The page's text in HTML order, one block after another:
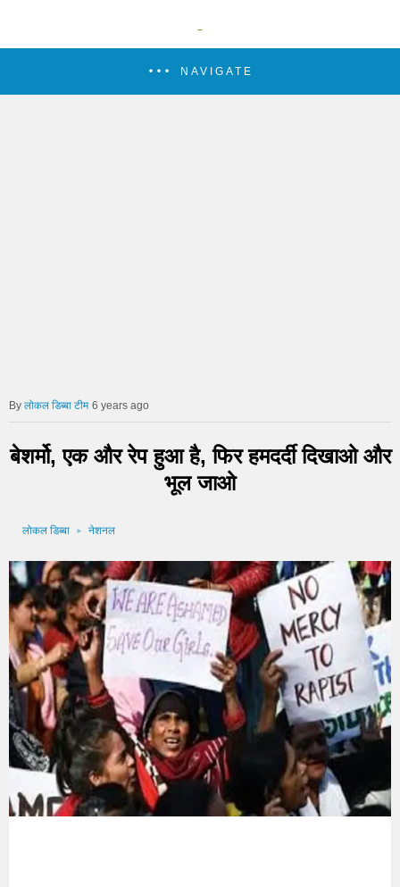
NAVIGATE
लोकल डिब्बा टीम 6 years ago
बेशर्मो, एक और रेप हुआ है, फिर हमदर्दी दिखाओ और
भूल जाओ
लोकल डिब्बा नेशनल